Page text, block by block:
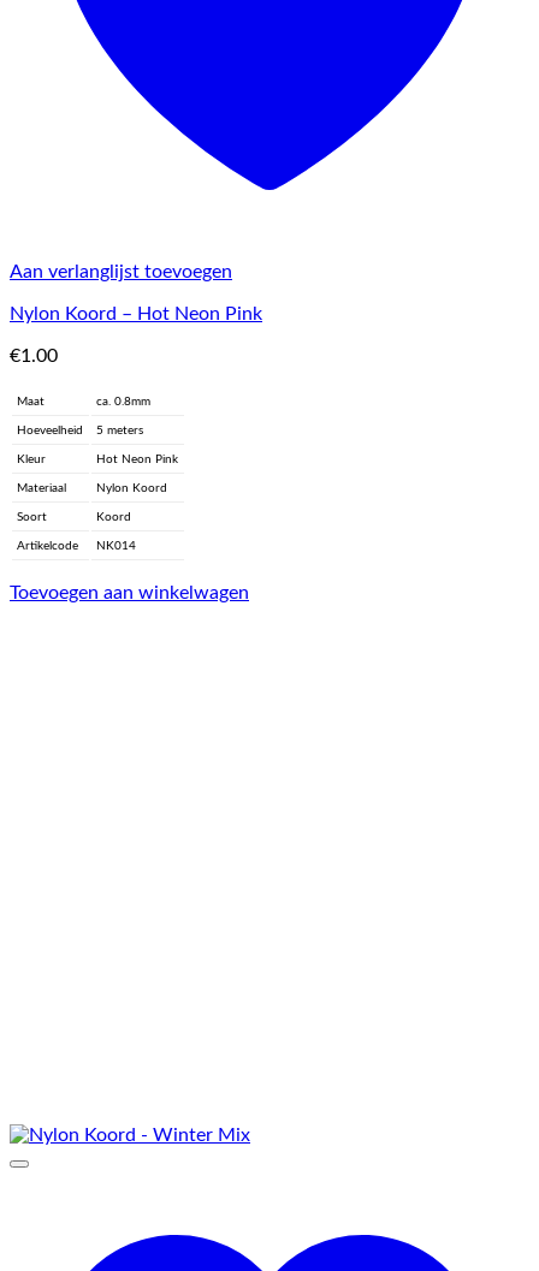
Aan verlanglijst toevoegen
Nylon Koord – Hot Neon Pink
€1.00
Maat ca. 0.8mm
Hoeveelheid 5 meters
Kleur Hot Neon Pink
Materiaal Nylon Koord
Soort Koord
Artikelcode NK014
Toevoegen aan winkelwagen